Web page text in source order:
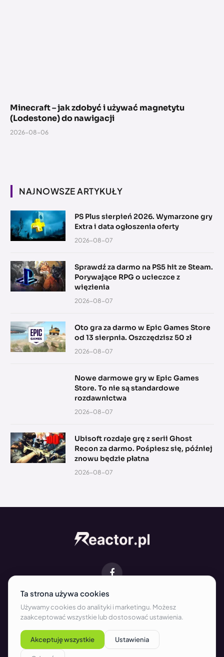
Minecraft – jak zdobyć i używać magnetytu
(Lodestone) do nawigacji
2026-08-06
NAJNOWSZE ARTYKUŁY
PS Plus sierpień 2026. Wymarzone gry
Extra i data ogłoszenia oferty
2026-08-07
Sprawdź za darmo na PS5 hit ze Steam.
Porywające RPG o ucieczce z
więzienia
2026-08-07
Oto gra za darmo w Epic Games Store
od 13 sierpnia. Oszczędzisz 50 zł
2026-08-07
Nowe darmowe gry w Epic Games
Store. To nie są standardowe
rozdawnictwa
2026-08-07
Ubisoft rozdaje grę z serii Ghost
Recon za darmo. Pośpiesz się, później
znowu będzie płatna
2026-08-07
Facebook
O NAS KONTAKT REDAKCJA
WSPÓŁPRACA
REKLAMA
REGULAMIN
POLITYKA PRYWATNOŚCI I COOKIES